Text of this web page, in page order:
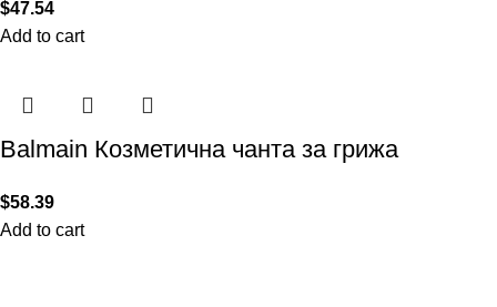
$47.54
Add to cart
Balmain Козметична чанта за грижа
$58.39
Add to cart